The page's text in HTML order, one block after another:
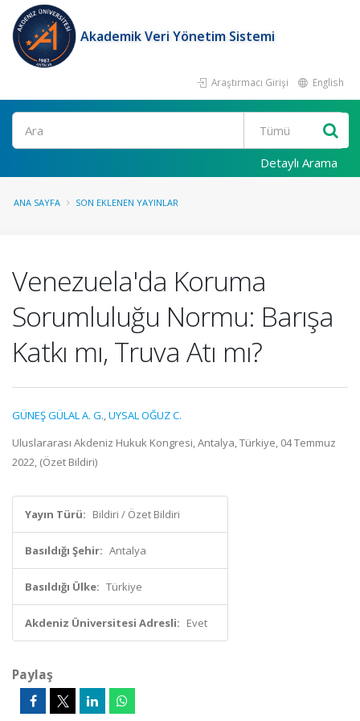
Akademik Veri Yönetim Sistemi
Araştırmacı Girişi English
Ara
Detaylı Arama
ANA SAYFA SON EKLENEN YAYINLAR
Venezuela'da Koruma
Sorumluluğu Normu: Barışa
Katkı mı, Truva Atı mı?
GÜNEŞ GÜLAL A. G.,UYSAL OĞUZ C.
Uluslararası Akdeniz Hukuk Kongresi, Antalya, Türkiye, 04 Temmuz
2022, (Özet Bildiri)
Yayın Türü: Bildiri / Özet Bildiri
Basıldığı Şehir: Antalya
Basıldığı Ülke: Türkiye
Akdeniz Üniversitesi Adresli: Evet
Paylaş